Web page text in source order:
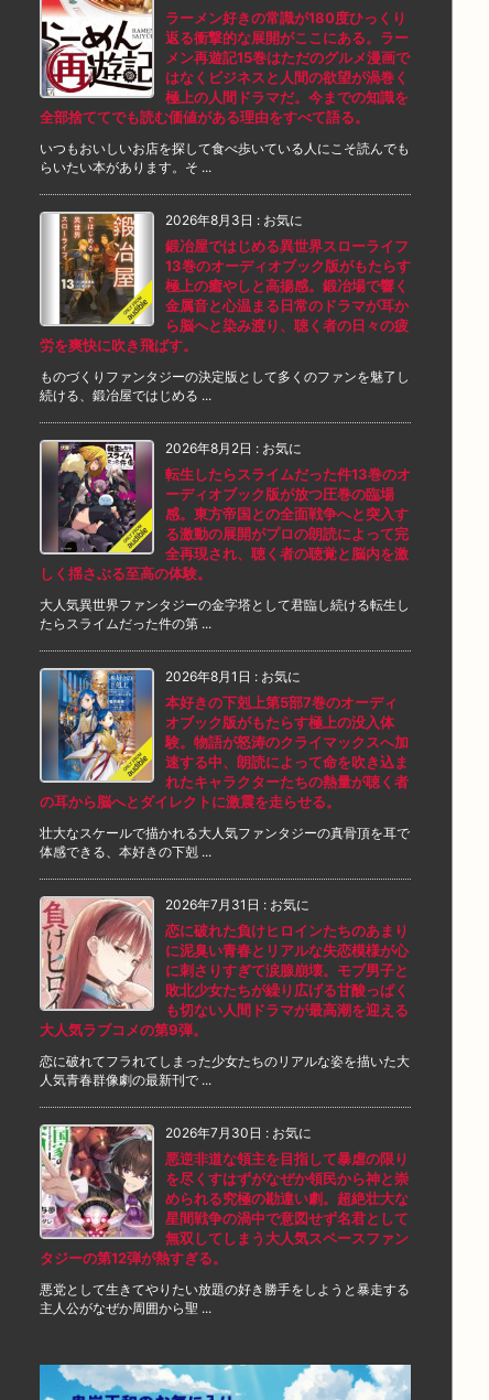
ラーメン好きの常識が180度ひっくり
返る衝撃的な展開がここにある。ラー
メン再遊記15巻はただのグルメ漫画で
はなくビジネスと人間の欲望が渦巻く
極上の人間ドラマだ。今までの知識を
全部捨ててでも読む価値がある理由をすべて語る。
いつもおいしいお店を探して食べ歩いている人にこそ読んでも
らいたい本があります。そ ...
2026年8月3日 : お気に
鍛冶屋ではじめる異世界スローライフ
13巻のオーディオブック版がもたらす
極上の癒やしと高揚感。鍛冶場で響く
金属音と心温まる日常のドラマが耳か
ら脳へと染み渡り、聴く者の日々の疲
労を爽快に吹き飛ばす。
ものづくりファンタジーの決定版として多くのファンを魅了し
続ける、鍛冶屋ではじめる ...
2026年8月2日 : お気に
転生したらスライムだった件13巻のオ
ーディオブック版が放つ圧巻の臨場
感。東方帝国との全面戦争へと突入す
る激動の展開がプロの朗読によって完
全再現され、聴く者の聴覚と脳内を激
しく揺さぶる至高の体験。
大人気異世界ファンタジーの金字塔として君臨し続ける転生し
たらスライムだった件の第 ...
2026年8月1日 : お気に
本好きの下剋上第5部7巻のオーディ
オブック版がもたらす極上の没入体
験。物語が怒涛のクライマックスへ加
速する中、朗読によって命を吹き込ま
れたキャラクターたちの熱量が聴く者
の耳から脳へとダイレクトに激震を走らせる。
壮大なスケールで描かれる大人気ファンタジーの真骨頂を耳で
体感できる、本好きの下剋 ...
2026年7月31日 : お気に
恋に破れた負けヒロインたちのあまり
に泥臭い青春とリアルな失恋模様が心
に刺さりすぎて涙腺崩壊。モブ男子と
敗北少女たちが繰り広げる甘酸っぱく
も切ない人間ドラマが最高潮を迎える
大人気ラブコメの第9弾。
恋に破れてフラれてしまった少女たちのリアルな姿を描いた大
人気青春群像劇の最新刊で ...
2026年7月30日 : お気に
悪逆非道な領主を目指して暴虐の限り
を尽くすはずがなぜか領民から神と崇
められる究極の勘違い劇。超絶壮大な
星間戦争の渦中で意図せず名君として
無双してしまう大人気スペースファン
タジーの第12弾が熱すぎる。
悪党として生きてやりたい放題の好き勝手をしようと暴走する
主人公がなぜか周囲から聖 ...